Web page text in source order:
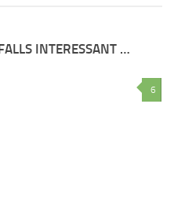
INTERESSANT …
6